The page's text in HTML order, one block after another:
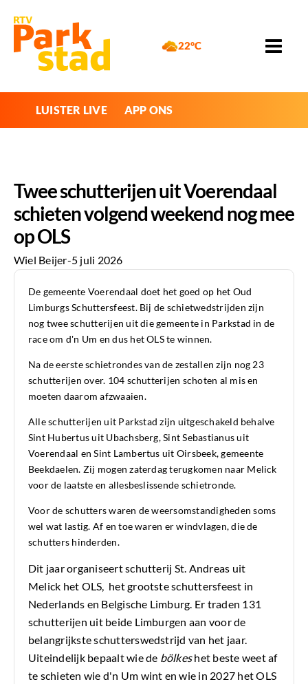
22°C
LUISTER LIVE APP ONS
Twee schutterijen uit Voerendaal
schieten volgend weekend nog mee
op OLS
Wiel Beijer-5 juli 2026
De gemeente Voerendaal doet het goed op het Oud
Limburgs Schuttersfeest. Bij de schietwedstrijden zijn
nog twee schutterijen uit die gemeente in Parkstad in de
race om d'n Um en dus het OLS te winnen.
Na de eerste schietrondes van de zestallen zijn nog 23
schutterijen over. 104 schutterijen schoten al mis en
moeten daarom afzwaaien.
Alle schutterijen uit Parkstad zijn uitgeschakeld behalve
Sint Hubertus uit Ubachsberg, Sint Sebastianus uit
Voerendaal en Sint Lambertus uit Oirsbeek, gemeente
Beekdaelen. Zij mogen zaterdag terugkomen naar Melick
voor de laatste en allesbeslissende schietronde.
Voor de schutters waren de weersomstandigheden soms
wel wat lastig. Af en toe waren er windvlagen, die de
schutters hinderden.
Dit jaar organiseert schutterij St. Andreas uit
Melick het OLS, het grootste schuttersfeest in
Nederlands en Belgische Limburg. Er traden 131
schutterijen uit beide Limburgen aan voor de
belangrijkste schutterswedstrijd van het jaar.
Uiteindelijk bepaalt wie de bölkeshet beste weet af
te schieten wie d'n Um wint en wie in 2027 het OLS